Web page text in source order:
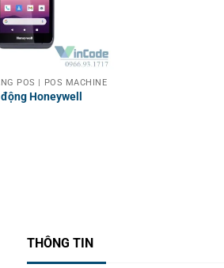
POS | POS MACHINE
Honeywell
THÔNG TIN